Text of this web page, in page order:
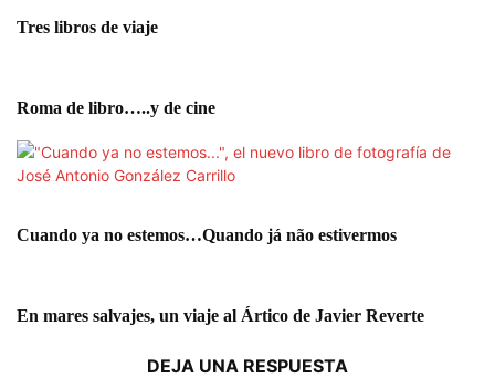
Tres libros de viaje
Roma de libro…..y de cine
Cuando ya no estemos…Quando já não estivermos
En mares salvajes, un viaje al Ártico de Javier Reverte
DEJA UNA RESPUESTA